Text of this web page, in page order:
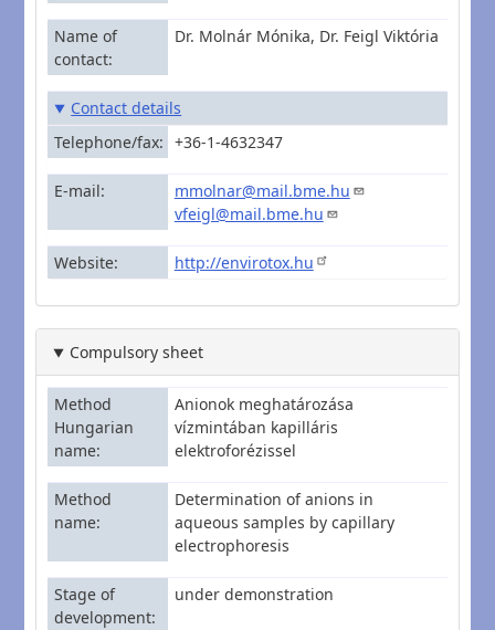
Name of
contact
Dr. Molnár Mónika, Dr. Feigl Viktória
Contact details
Telephone/fax
+36-1-4632347
E-mail
mmolnar@mail.bme.hu
vfeigl@mail.bme.hu
Website http://envirotox.hu
Compulsory sheet
Method
Hungarian
name
Anionok meghatározása
vízmintában kapilláris
elektroforézissel
Method
name
Determination of anions in
aqueous samples by capillary
electrophoresis
Stage of
development
under demonstration